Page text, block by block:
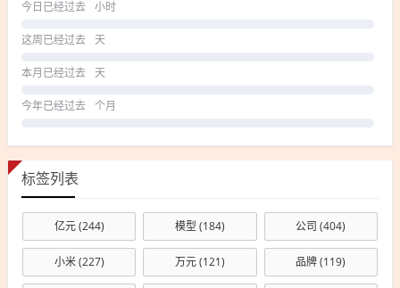
今日已经过去 小时
这周已经过去 天
本月已经过去 天
今年已经过去 个月
标签列表
亿元(244) 模型 (184) 公司 (404)
小米(227) 万元(121) 品牌(119)